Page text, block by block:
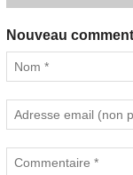
Nouveau